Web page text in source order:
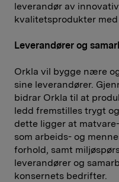
leverandør av
kvalitetsprodukter
Leverandører og
Orkla vil bygge nære
sine leverandører.
bidrar Orkla til at
ledd fremstilles trygt
dette ligger at
som arbeids- og
forhold, samt
leverandører og
konsernets bedrifter.